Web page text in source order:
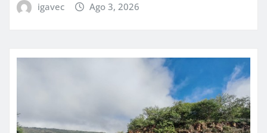
igavec Ago 3, 2026